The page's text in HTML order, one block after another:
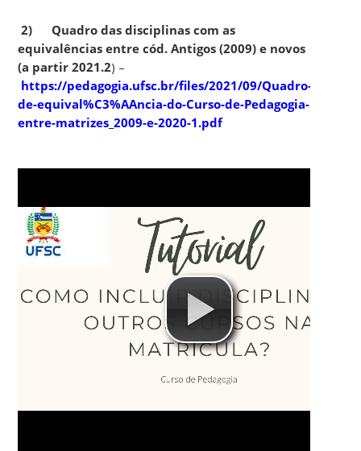
2) Quadro das disciplinas com as
equivalências entre cód. Antigos (2009) e novos
(a partir 2021.2) –
https://pedagogia.ufsc.br/files/2021/09/Quadro-
de-equival%C3%AAncia-do-Curso-de-Pedagogia-
entre-matrizes_2009-e-2020-1.pdf